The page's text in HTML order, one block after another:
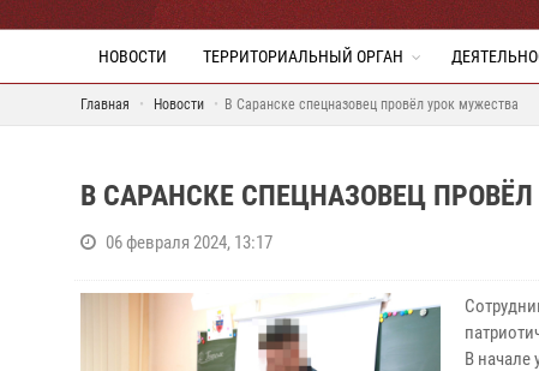
НОВОСТИ ТЕРРИТОРИАЛЬНЫЙ ОРГАН
Главная Новости В Саранске спецназовец провёл урок мужества
В САРАНСКЕ СПЕЦНАЗОВЕЦ
06 февраля 2024, 13:17
В начале